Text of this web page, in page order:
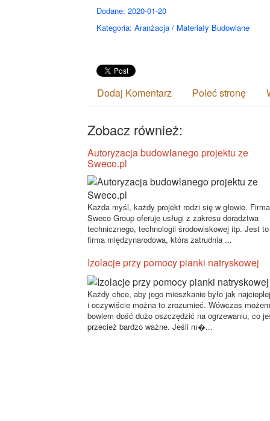
Dodane: 2020-01-20
Kategoria: Aranżacja / Materiały Budowlane
Dodaj Komentarz Poleć stronę
Zobacz również:
Autoryzacja budowlanego projektu ze
Sweco.pl
Każda myśl, każdy projekt rodzi się w głowie. Firma
Sweco Group oferuje usługi z zakresu doradztwa
technicznego, technologii środowiskowej itp. Jest to
firma międzynarodowa, która zatrudnia ...
Izolacje przy pomocy pianki natryskowej
Każdy chce, aby jego mieszkanie było jak
i oczywiście można to zrozumieć. Wówczas
bowiem dość dużo oszczędzić na ogrzewaniu, co
przecież bardzo ważne. Jeśli m�...